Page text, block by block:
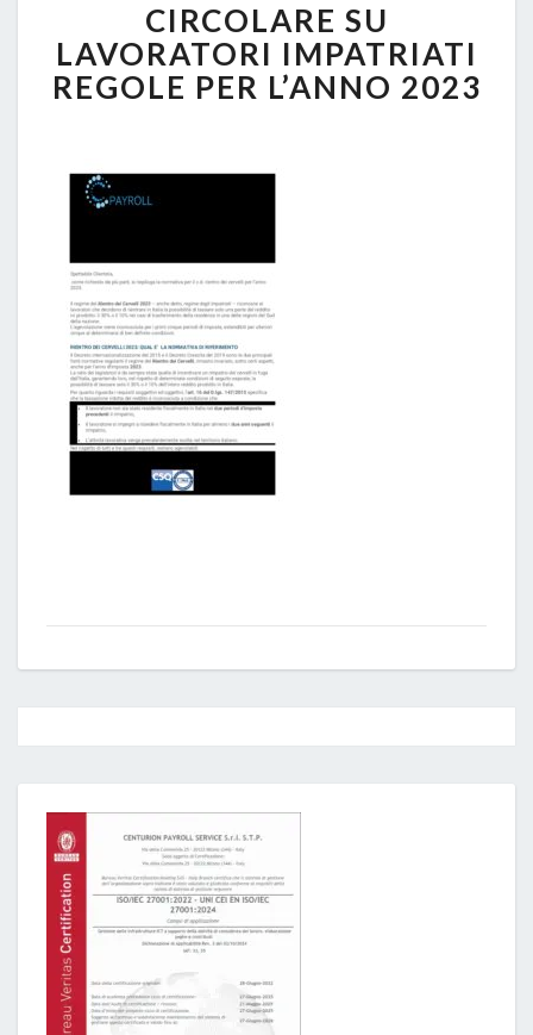
SU
LAVORATORI
IMPATRIATI
REGOLE
2023
CIRCOLARE SU
LAVORATORI IMPATRIATI
REGOLE PER L’ANNO 2023
navigation